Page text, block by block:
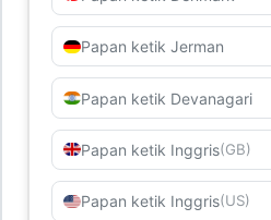
Papan ketik Jerman
Papan ketik Devanagari
Papan ketik Inggris(GB)
Papan ketik Inggris(US)